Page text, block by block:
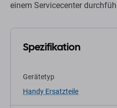
einem Servicecenter
Spezifikation
Gerätetyp
Handy Ersatzteile